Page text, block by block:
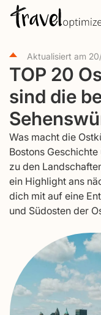
Aktualisiert am
TOP 20
sind die
Was macht die
Bostons
zu den
ein Highlight ans
dich mit auf eine
und Südosten der